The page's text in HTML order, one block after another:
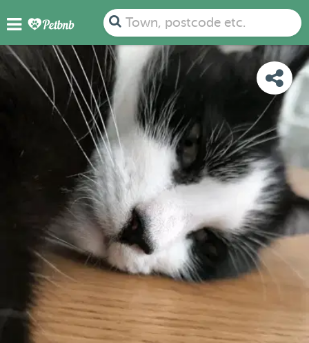
Town, postcode etc.
PHOTOS DETAILS